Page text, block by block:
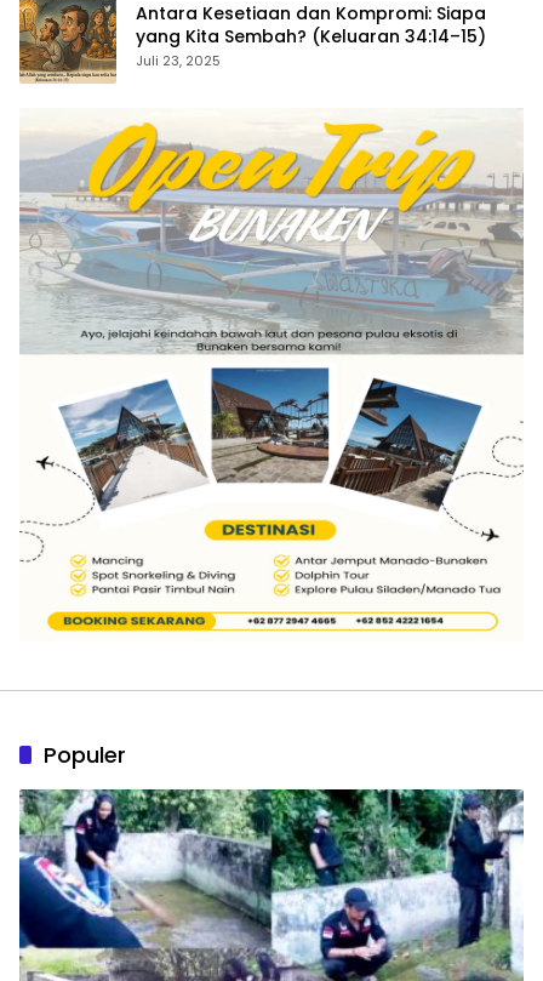
Antara Kesetiaan dan Kompromi: Siapa
yang Kita Sembah? (Keluaran 34:14–15)
Juli 23, 2025
Populer